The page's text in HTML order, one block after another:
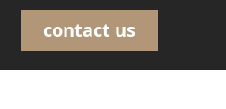
contact us